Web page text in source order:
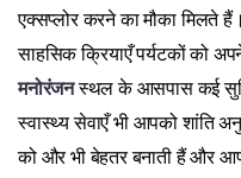
एक्सप्लोर करने का मौका मिलते
साहसिक क्रियाएँ पर्यटकों को
मनोरंजनस्थल के आसपास कई
स्वास्थ्य सेवाएँ भी आपको शांति
को और भी बेहतर बनाती हैं और